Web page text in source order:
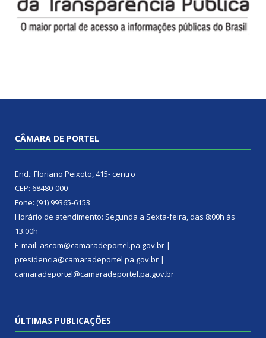
CÂMARA DE PORTEL
End.: Floriano Peixoto, 415- centro
CEP: 68480-000
Fone: (91) 99365-6153
Horário de atendimento: Segunda a Sexta-feira, das 8:00h às
13:00h
E-mail: ascom@camaradeportel.pa.gov.br |
presidencia@camaradeportel.pa.gov.br |
camaradeportel@camaradeportel.pa.gov.br
ÚLTIMAS PUBLICAÇÕES